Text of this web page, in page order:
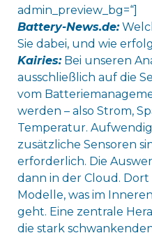
admin_preview_bg=“]
Battery-News.de:
Sie dabei, und wie
Kairies:Bei unseren
ausschließlich auf die
vom
werden – also Strom,
Temperatur.
zusätzliche Sensoren
erforderlich. Die
dann in der Cloud.
Modelle, was im
geht. Eine zentrale
die stark